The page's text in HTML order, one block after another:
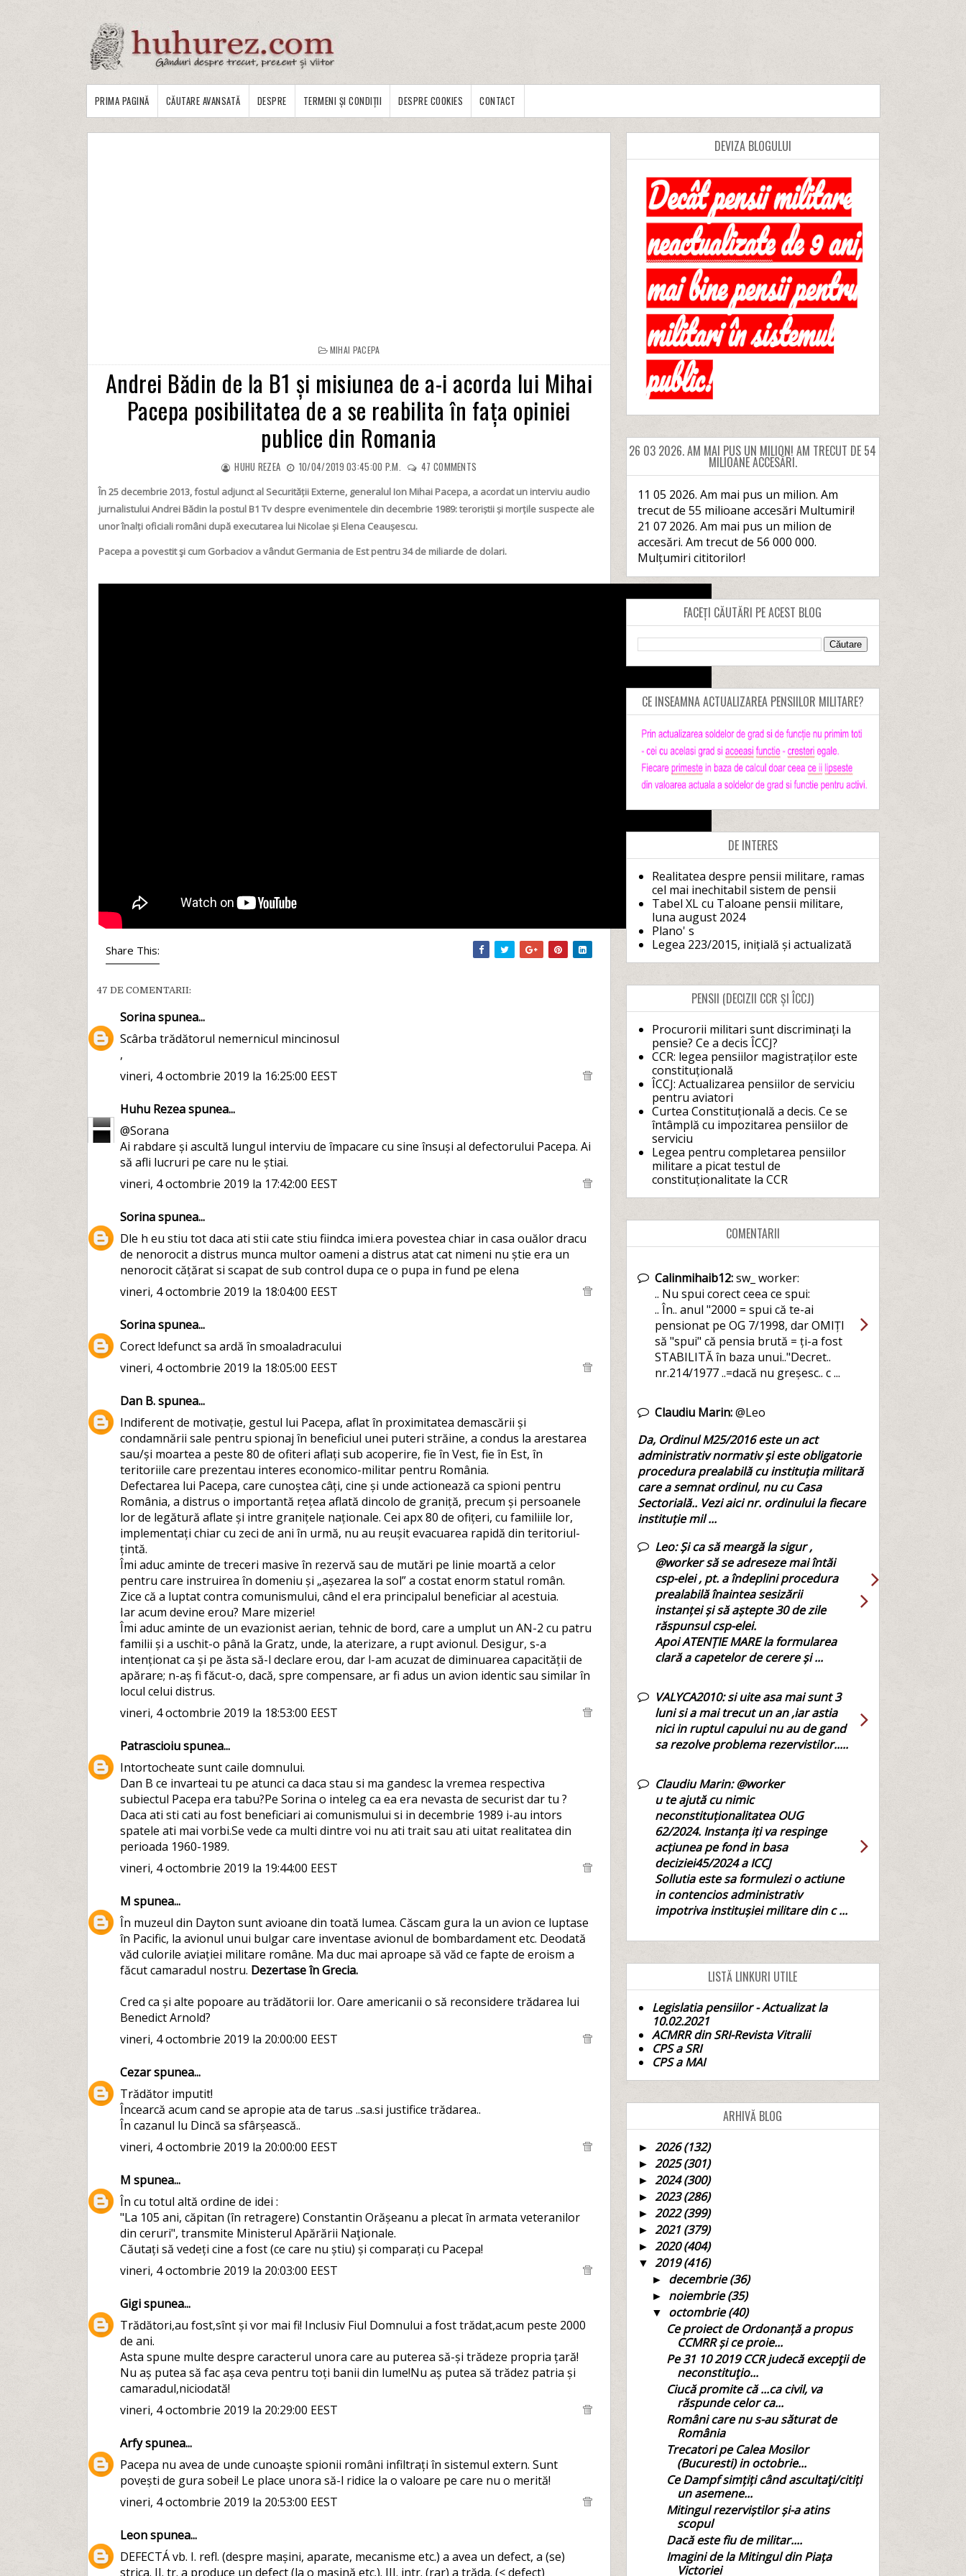
PRIMA PAGINĂ CĂUTARE AVANSATĂ DESPRE TERMENI ȘI CONDIȚII DESPRE COOKIES CONTACT
MIHAI PACEPA
Andrei Bădin de la B1 și misiunea de a-i acorda lui Mihai
Pacepa posibilitatea de a se reabilita în fața opiniei
publice din Romania
HUHU REZEA 10/04/2019 03:45:00 P.M. 47 COMMENTS
În 25 decembrie 2013, fostul adjunct al Securității Externe, generalul Ion Mihai Pacepa, a acordat un interviu audio
jurnalistului Andrei Bădin la postul B1 Tv despre evenimentele din decembrie 1989: teroriștii și morțile suspecte ale
unor înalți oficiali români după executarea lui Nicolae și Elena Ceaușescu.
Pacepa a povestit şi cum Gorbaciov a vândut Germania de Est pentru 34 de miliarde de dolari.
Share This:
47 DE COMENTARII:
Sorinaspunea...
Scârba trădătorul nemernicul mincinosul
,
vineri, 4 octombrie 2019 la 16:25:00 EEST
Huhu Rezeaspunea...
@Sorana
Ai rabdare și ascultă lungul interviu de împacare cu sine însuși al defectorului Pacepa. Ai
să afli lucruri pe care nu le știai.
vineri, 4 octombrie 2019 la 17:42:00 EEST
Sorinaspunea...
Dle h eu stiu tot daca ati stii cate stiu fiindca imi.era povestea chiar in casa ouălor dracu
de nenorocit a distrus munca multor oameni a distrus atat cat nimeni nu știe era un
nenorocit cățărat si scapat de sub control dupa ce o pupa in fund pe elena
vineri, 4 octombrie 2019 la 18:04:00 EEST
Sorinaspunea...
Corect !defunct sa ardă în smoaladracului
vineri, 4 octombrie 2019 la 18:05:00 EEST
Dan B.spunea...
Indiferent de motivație, gestul lui Pacepa, aflat în proximitatea demascării și
condamnării sale pentru spionaj în beneficiul unei puteri străine, a condus la arestarea
sau/și moartea a peste 80 de ofiteri aflați sub acoperire, fie în Vest, fie în Est, în
teritoriile care prezentau interes economico-militar pentru România.
Defectarea lui Pacepa, care cunoștea câți, cine și unde actionează ca spioni pentru
România, a distrus o importantă rețea aflată dincolo de graniță, precum și persoanele
lor de legătură aflate și intre granițele naționale. Cei apx 80 de ofițeri, cu familiile lor,
implementați chiar cu zeci de ani în urmă, nu au reușit evacuarea rapidă din teritoriul-
țintă.
Îmi aduc aminte de treceri masive în rezervă sau de mutări pe linie moartă a celor
pentru care instruirea în domeniu și „așezarea la sol” a costat enorm statul român.
Zice că a luptat contra comunismului, când el era principalul beneficiar al acestuia.
Iar acum devine erou? Mare mizerie!
Îmi aduc aminte de un evazionist aerian, tehnic de bord, care a umplut un AN-2 cu patru
familii și a uschit-o până la Gratz, unde, la aterizare, a rupt avionul. Desigur, s-a
intenționat ca și pe ăsta să-l declare erou, dar l-am acuzat de diminuarea capacității de
apărare; n-aș fi făcut-o, dacă, spre compensare, ar fi adus un avion identic sau similar în
locul celui distrus.
vineri, 4 octombrie 2019 la 18:53:00 EEST
Patrascioiuspunea...
Intortocheate sunt caile domnului.
Dan B ce invarteai tu pe atunci ca daca stau si ma gandesc la vremea respectiva
subiectul Pacepa era tabu?Pe Sorina o inteleg ca ea era nevasta de securist dar tu ?
Daca ati sti cati au fost beneficiari ai comunismului si in decembrie 1989 i-au intors
spatele ati mai vorbi.Se vede ca multi dintre voi nu ati trait sau ati uitat realitatea din
perioada 1960-1989.
vineri, 4 octombrie 2019 la 19:44:00 EEST
M spunea...
În muzeul din Dayton sunt avioane din toată lumea. Căscam gura la un avion ce luptase
în Pacific, la avionul unui bulgar care inventase avionul de bombardament etc. Deodată
văd culorile aviației militare române. Ma duc mai aproape să văd ce fapte de eroism a
făcut camaradul nostru. Dezertase în Grecia.
Cred ca și alte popoare au trădătorii lor. Oare americanii o să reconsidere trădarea lui
Benedict Arnold?
vineri, 4 octombrie 2019 la 20:00:00 EEST
Cezarspunea...
Trădător imputit!
Încearcă acum cand se apropie ata de tarus ..sa.si justifice trădarea..
În cazanul lu Dincă sa sfârșească..
vineri, 4 octombrie 2019 la 20:00:00 EEST
M spunea...
În cu totul altă ordine de idei :
"La 105 ani, căpitan (în retragere) Constantin Orășeanu a plecat în armata veteranilor
din ceruri", transmite Ministerul Apărării Naţionale.
Căutați să vedeți cine a fost (ce care nu știu) și comparați cu Pacepa!
vineri, 4 octombrie 2019 la 20:03:00 EEST
Gigispunea...
Trădători,au fost,sînt și vor mai fi! Inclusiv Fiul Domnului a fost trădat,acum peste 2000
de ani.
Asta spune multe despre caracterul unora care au puterea să-și trădeze propria țară!
Nu aș putea să fac așa ceva pentru toți banii din lume!Nu aș putea să trădez patria și
camaradul,niciodată!
vineri, 4 octombrie 2019 la 20:29:00 EEST
Arfyspunea...
Pacepa nu avea de unde cunoaște spionii români infiltrați în sistemul extern. Sunt
povești de gura sobei! Le place unora să-l ridice la o valoare pe care nu o merită!
vineri, 4 octombrie 2019 la 20:53:00 EEST
Leonspunea...
DEFECTÁ vb. I. refl. (despre mașini, aparate, mecanisme etc.) a avea un defect, a (se)
strica. II. tr. a produce un defect (la o mașină etc.). III. intr. (rar) a trăda. (< defect)
DEVIZA BLOGULUI
26 03 2026. AM MAI PUS UN MILION! AM TRECUT DE 54
MILIOANE ACCESĂRI.
11 05 2026. Am mai pus un milion. Am
trecut de 55 milioane accesări Multumiri!
21 07 2026. Am mai pus un milion de
accesări. Am trecut de 56 000 000.
Mulțumiri cititorilor!
FACEȚI CĂUTĂRI PE ACEST BLOG
CE INSEAMNA ACTUALIZAREA PENSIILOR MILITARE?
DE INTERES
Realitatea despre pensii militare, ramas
cel mai inechitabil sistem de pensii
Tabel XL cu Taloane pensii militare,
luna august 2024
Plano' s
Legea 223/2015, inițială și actualizată
PENSII (DECIZII CCR ȘI ÎCCJ)
Procurorii militari sunt discriminați la
pensie? Ce a decis ÎCCJ?
CCR: legea pensiilor magistraților este
constituțională
ÎCCJ: Actualizarea pensiilor de serviciu
pentru aviatori
Curtea Constituțională a decis. Ce se
întâmplă cu impozitarea pensiilor de
serviciu
Legea pentru completarea pensiilor
militare a picat testul de
constituționalitate la CCR
COMENTARII
Calinmihaib12:sw_ worker:
.. Nu spui corect ceea ce spui:
.. În.. anul "2000 = spui că te-ai
pensionat pe OG 7/1998, dar OMIȚI
să "spui" că pensia brută = ți-a fost
STABILITĂ în baza unui.."Decret..
nr.214/1977 ..=dacă nu greșesc.. c ...
Claudiu Marin:@Leo
Da, Ordinul M25/2016 este un act
administrativ normativ și este obligatorie
procedura prealabilă cu instituția militară
care a semnat ordinul, nu cu Casa
Sectorială.. Vezi aici nr. ordinului la fiecare
instituție mil ...
Leo:Și ca să meargă la sigur ,
@worker să se adreseze mai întăi
csp-elei , pt. a îndeplini procedura
prealabilă înaintea sesizării
instanței și să aștepte 30 de zile
răspunsul csp-elei.
Apoi ATENȚIE MARE la formularea
clară a capetelor de cerere și ...
VALYCA2010:si uite asa mai sunt 3
luni si a mai trecut un an ,iar astia
nici in ruptul capului nu au de gand
sa rezolve problema rezervistilor.....
Claudiu Marin:@worker
u te ajută cu nimic
neconstituționalitatea OUG
62/2024. Instanța iți va respinge
acțiunea pe fond in basa
deciziei45/2024 a ICCJ
Sollutia este sa formulezi o actiune
in contencios administrativ
impotriva institușiei militare din c ...
LISTĂ LINKURI UTILE
Legislatia pensiilor - Actualizat la
10.02.2021
ACMRR din SRI-Revista Vitralii
CPS a SRI
CPS a MAI
ARHIVĂ BLOG
► 2026(132)
► 2025(301)
► 2024(300)
► 2023(286)
► 2022(399)
► 2021 (379)
► 2020(404)
▼ 2019(416)
► decembrie(36)
► noiembrie(35)
▼ octombrie(40)
Ce proiect de Ordonanță a propus
CCMRR și ce proie...
Pe 31 10 2019 CCR judecă excepţii de
neconstituţio...
Ciucă promite că ...ca civil, va
răspunde celor ca...
Români care nu s-au săturat de
România
Trecatori pe Calea Mosilor
(Bucuresti) in octobrie...
Ce Dampf simțiți când ascultaţi/citiți
un asemene...
Mitingul rezerviștilor și-a atins
scopul
Dacă este fiu de militar....
Imagini de la Mitingul din Piața
Victoriei